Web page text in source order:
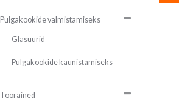
Pulgakookide valmistamiseks
Glasuurid
Pulgakookide kaunistamiseks
Toorained